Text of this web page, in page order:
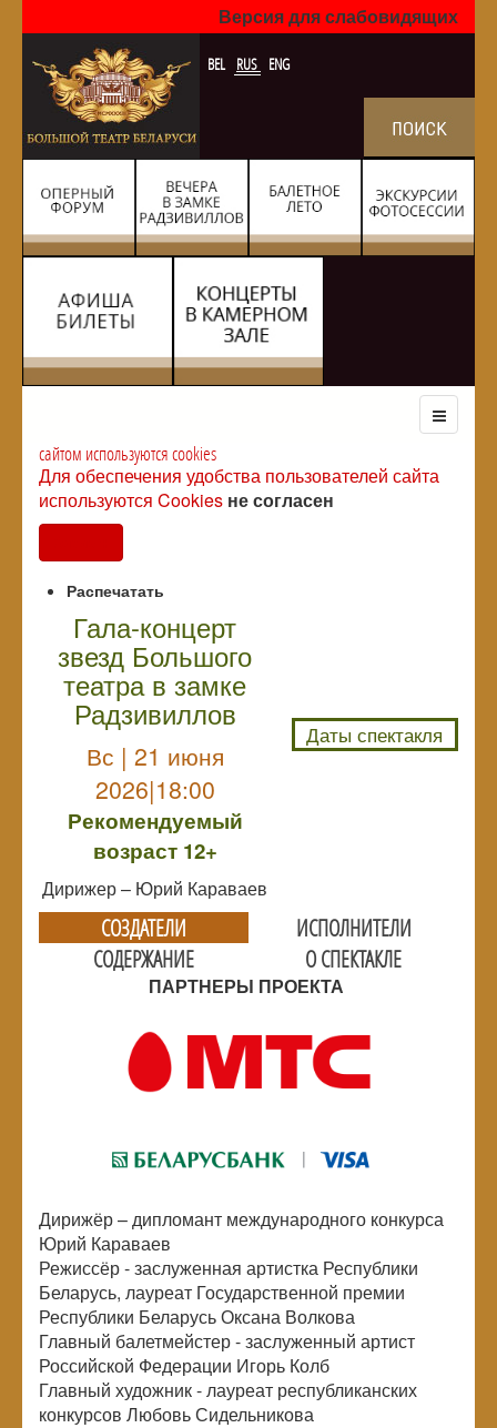
Версия для слабовидящих
BEL RUS ENG
сайтом используются cookies
Для обеспечения удобства пользователей сайта
используются Cookies не согласен
Распечатать
Гала-концерт
звезд Большого
театра в замке
Радзивиллов
Вс | 21 июня
2026|18:00
Рекомендуемый
возраст 12+
Дирижер – Юрий Караваев
Даты спектакля
СОЗДАТЕЛИ
ИСПОЛНИТЕЛИ
СОДЕРЖАНИЕ
О СПЕКТАКЛЕ
ПАРТНЕРЫ ПРОЕКТА
Дирижёр – дипломант международного конкурса
Юрий Караваев
Режиссёр - заслуженная артистка Республики
Беларусь, лауреат Государственной премии
Республики Беларусь Оксана Волкова
Главный балетмейстер - заслуженный артист
Российской Федерации Игорь Колб
Главный художник - лауреат республиканских
конкурсов Любовь Сидельникова